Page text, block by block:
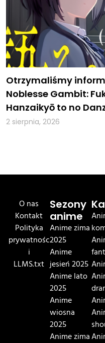
Otrzymaliśmy
Noblesse Gambit:
Hanzaikyō to no
2 sierpnia, 2026
O nas
Kontakt
Polityka
prywatnośc
i
LLMS.txt
Sezony
anime
Anime zima
2025
Anime
jesień 2025
Anime lato
2025
Anime
wiosna
2025
Anime zima